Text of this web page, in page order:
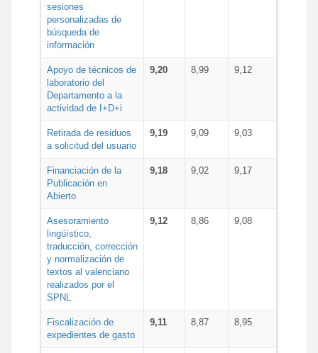
sesiones
personalizadas de
búsqueda de
información
Apoyo de técnicos de
laboratorio del
Departamento a la
actividad de I+D+i
9,20 8,99 9,12
Retirada de residuos
a solicitud del usuario
9,19 9,09 9,03
Financiación de la
Publicación en
Abierto
9,18 9,02 9,17
Asesoramiento
lingüístico,
traducción, corrección
y normalización de
textos al valenciano
realizados por el
SPNL
9,12 8,86 9,08
Fiscalización de
expedientes de gasto
9,11 8,87 8,95